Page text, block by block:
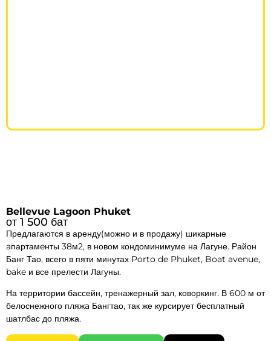
Bellevue Lagoon Phuket
от 1 500 бат
Предлагаются в аренду(можно и в продажу) шикарные
aпартамeнты 38м2, в новом кондоминимуме на Лагуне. Район
Банг Тао, всего в пяти минутах Porto de Phuket, Boat avenue,
bake и все прелести Лагуны.
На территории бассейн, тренажерный зал, коворкинг. В 600 м от
белоснежного пляжa Бангтао, так же курсирует бесплатный
шатлбас до пляжа.